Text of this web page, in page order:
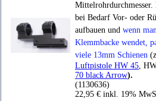
Mittelrohrdurchmesser.
bei Bedarf Vor- oder
aufbauen und wenn
Klemmbacke wendet,
viele 13mm Schienen
Luftpistole HW 45,
70 black Arrow).
(1130636)
22,95 € inkl. 19%